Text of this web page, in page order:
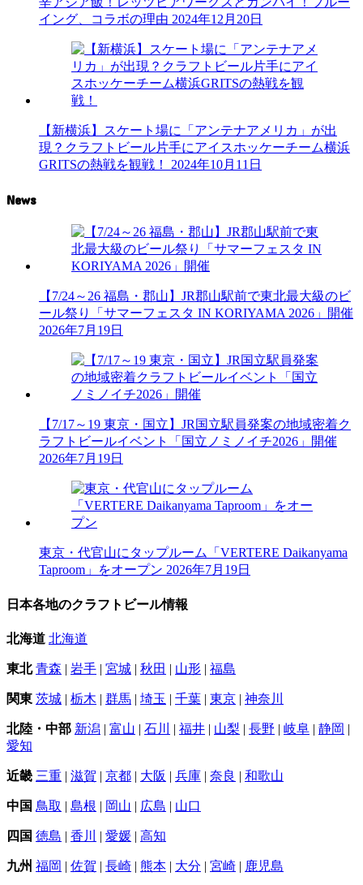
イング、コラボの理由 2024年12月20日
【新横浜】スケート場に「アンテナアメリカ」が出
現？クラフトビール片手にアイスホッケーチーム横浜
GRITSの熱戦を観戦！
2024年10月11日
News
【7/24～26 福島・郡山】JR郡山駅前で東北最大級のビ
ール祭り「サマーフェスタ IN KORIYAMA 2026」開催
2026年7月19日
【7/17～19 東京・国立】JR国立駅員発案の地域密着ク
ラフトビールイベント「国立ノミノイチ2026」開催
2026年7月19日
東京・代官山にタップルーム「VERTERE Daikanyama
Taproom」をオープン 2026年7月19日
日本各地のクラフトビール情報
北海道 北海道
東北 青森 岩手 宮城 秋田 山形 福島
関東 茨城 栃木 群馬 埼玉 千葉 東京 神奈川
北陸・中部 新潟 富山 石川 福井 山梨 長野 岐阜 静岡
愛知
近畿 三重 滋賀 京都 大阪 兵庫 奈良 和歌山
中国 鳥取 島根 岡山 広島 山口
四国 徳島 香川 愛媛 高知
九州 福岡 佐賀 長崎 熊本 大分 宮崎 鹿児島